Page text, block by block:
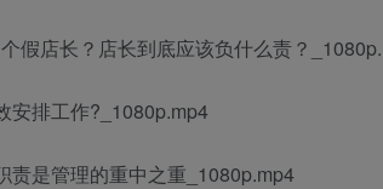
假店长？店长到底应该负什么责？
安排工作?_1080p.mp4
是管理的重中之重_1080p.mp4